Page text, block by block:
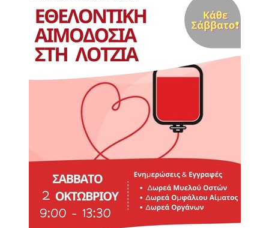
2012
2011
2010
2006
ΑΝΘΕΚΤΙΚΗ